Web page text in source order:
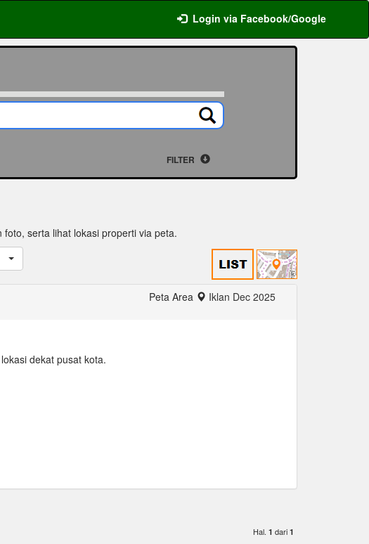
Login via Facebook/Google
FILTER
serta lihat lokasi properti via peta.
Peta Area Iklan Dec 2025
dekat pusat kota.
Hal. 1 dari 1